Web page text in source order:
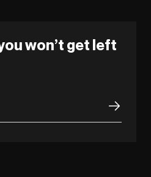
won’t get left